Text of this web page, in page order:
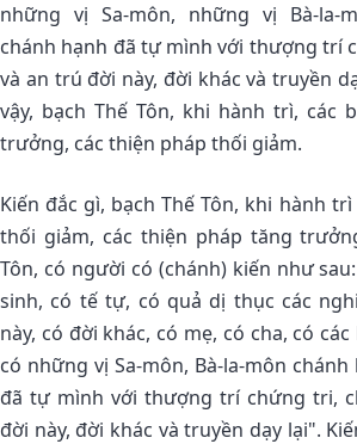
những vị Sa-môn, những vị Bà-la-
chánh hạnh đã tự mình với thượng trí
và an trú đời này, đời khác và truyền
vậy, bạch Thế Tôn, khi hành trì, các
trưởng, các thiện pháp thối giảm.
Kiến đắc gì, bạch Thế Tôn, khi hành
thối giảm, các thiện pháp tăng
Tôn, có người có (chánh) kiến như
sinh, có tế tự, có quả dị thục các
này, có đời khác, có mẹ, có cha, có
có những vị Sa-môn, Bà-la-môn
đã tự mình với thượng trí chứng tri,
đời này, đời khác và truyền dạy lại".